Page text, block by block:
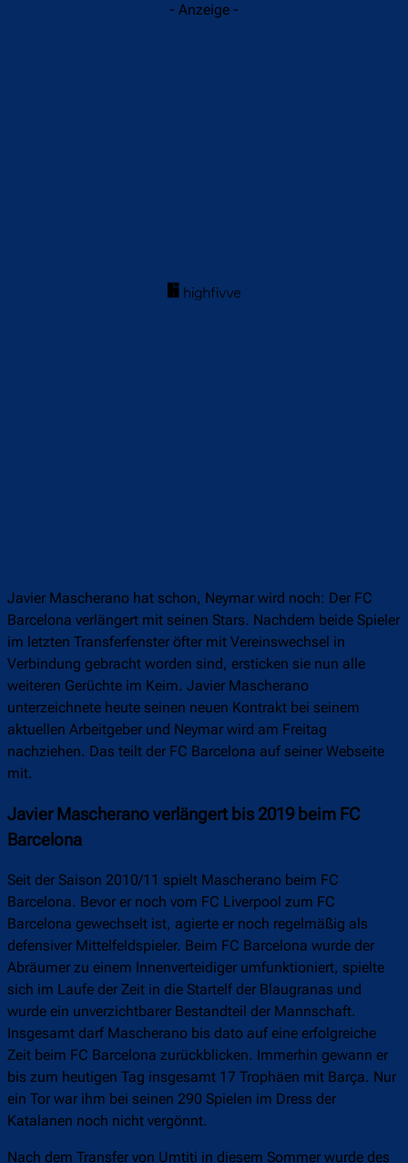
- Anzeige -
Javier Mascherano hat schon, Neymar wird noch: Der FC
Barcelona verlängert mit seinen Stars. Nachdem beide Spieler
im letzten Transferfenster öfter mit Vereinswechsel in
Verbindung gebracht worden sind, ersticken sie nun alle
weiteren Gerüchte im Keim. Javier Mascherano
unterzeichnete heute seinen neuen Kontrakt bei seinem
aktuellen Arbeitgeber und Neymar wird am Freitag
nachziehen. Das teilt der FC Barcelona auf seiner Webseite
mit.
Javier Mascherano verlängert bis 2019 beim FC
Barcelona
Seit der Saison 2010/11 spielt Mascherano beim FC
Barcelona. Bevor er noch vom FC Liverpool zum FC
Barcelona gewechselt ist, agierte er noch regelmäßig als
defensiver Mittelfeldspieler. Beim FC Barcelona wurde der
Abräumer zu einem Innenverteidiger umfunktioniert, spielte
sich im Laufe der Zeit in die Startelf der Blaugranas und
wurde ein unverzichtbarer Bestandteil der Mannschaft.
Insgesamt darf Mascherano bis dato auf eine erfolgreiche
Zeit beim FC Barcelona zurückblicken. Immerhin gewann er
bis zum heutigen Tag insgesamt 17 Trophäen mit Barça. Nur
ein Tor war ihm bei seinen 290 Spielen im Dress der
Katalanen noch nicht vergönnt.
Nach dem Transfer von Umtiti in diesem Sommer wurde des